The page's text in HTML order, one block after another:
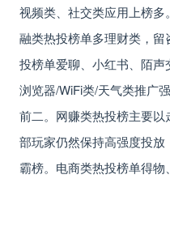
视频类、社交类应用上榜多。
融类热投榜单多理财类，留
投榜单爱聊、小红书、陌声
浏览器/WiFi类/天气类推广
前二。 网赚类热投榜主要以
部玩家仍然保持高强度投
霸榜。 电商类热投榜单得物